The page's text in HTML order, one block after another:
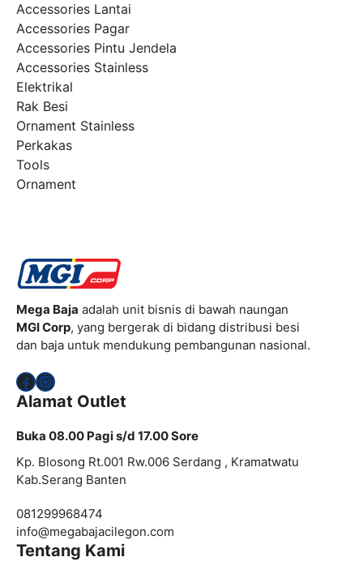
Accessories Lantai
Accessories Pagar
Accessories Pintu Jendela
Accessories Stainless
Elektrikal
Rak Besi
Ornament Stainless
Perkakas
Tools
Ornament
Mega Baja adalah unit bisnis di bawah naungan
MGI Corp, yang bergerak di bidang distribusi besi
dan baja untuk mendukung pembangunan nasional.
Facebook
Instagram
Alamat Outlet
Buka 08.00 Pagi s/d 17.00 Sore
Kp. Blosong Rt.001 Rw.006 Serdang , Kramatwatu
Kab.Serang Banten
081299968474
info@megabajacilegon.com
Tentang Kami